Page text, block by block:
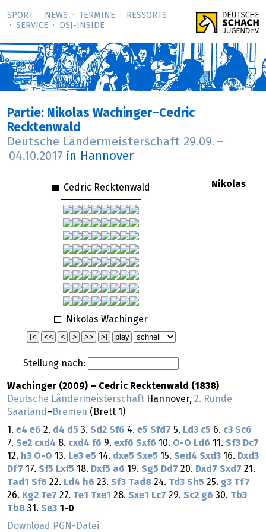
SPORT NEWS TERMINE
RESSORTS
SERVICE
DSJ-­INSIDE
Partie: Nikolas Wachinger–Cedric
Recktenwald
Deutsche Ländermeisterschaft 29.09. –
04.10.2017 in Hannover
Cedric Recktenwald
Nikolas Wachinger
Stellung nach:
Nikolas
Wachinger (2009) – Cedric Recktenwald (1838)
Deutsche Ländermeisterschaft Hannover, 2. Runde
Saarland – Bremen (Brett 1)
1. e4 e6 2. d4 d5 3. Sd2 Sf6 4. e5 Sfd7 5. Ld3 c5 6. c3 Sc6
7. Se2 cxd4 8. cxd4 f6 9. exf6 Sxf6 10. O-O Ld6 11. Sf3 Dc7
12. h3 O-O 13. Le3 e5 14. dxe5 Sxe5 15. Sed4 Sxd3 16. Dxd3
Df7 17. Sf5 Lxf5 18. Dxf5 a6 19. Sg5 Dd7 20. Dxd7 Sxd7 21.
Tad1 Sf6 22. Ld4 h6 23. Sf3 Tad8 24. Td3 Sh5 25. g3 Tf7
26. Kg2 Te7 27. Te1 Txe1 28. Sxe1 Lc7 29. Sc2 g6 30. Tb3
Tb8 31. Se3 1-0
Download PGN-Datei